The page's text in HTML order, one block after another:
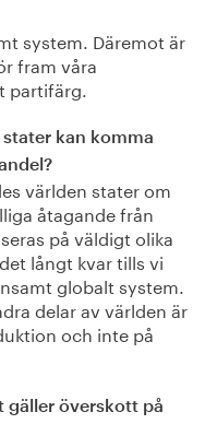
system. Däremot är
fram våra
partifärg.
kan komma
världen stater om
åtagande från
på väldigt olika
långt kvar tills vi
globalt system.
delar av världen är
och inte på
gäller överskott på